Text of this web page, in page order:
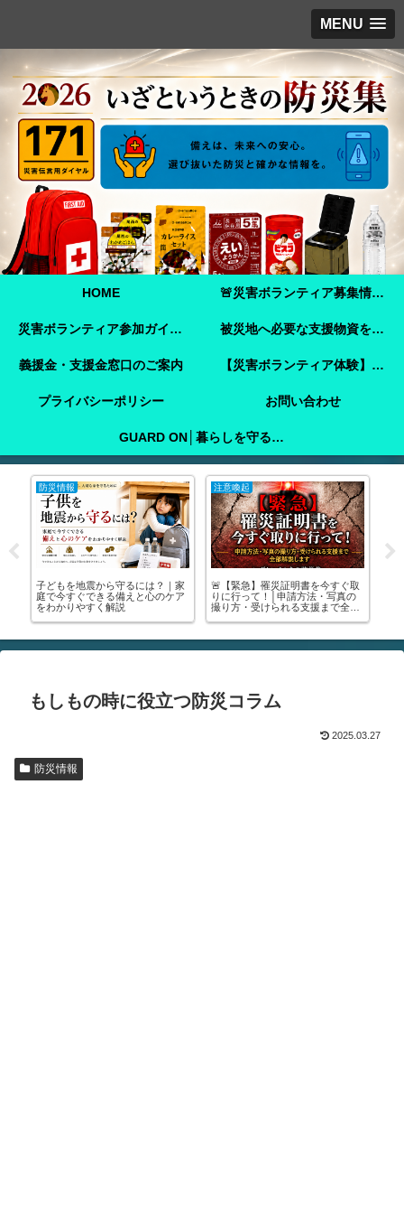
MENU
HOME 🚨災害ボランティア募集情報【2026年8月8日最新】熊本地震 🚨
災害ボランティア参加ガイド【令和8年熊本地震】事前登録・申し込み方法・ボランティア活動保険 被災地へ必要な支援物資を届けませんか？【熊本地震支援】｜Amazonほしい物リストで今すぐ支援できます
義援金・支援金窓口のご案内 【災害ボランティア体験】嘉島町で見た「命を守ることさえ難しい現実」と、全国へ伝えたいこと
プライバシーポリシー お問い合わせ
GUARD ON│暮らしを守る防犯ガイド
防災情報
子どもを地震から守るには？｜家
庭で今すぐできる備えと心のケア
をわかりやすく解説
注意喚起
🚨【緊急】罹災証明書を今すぐ取
りに行って！│申請方法・写真の
撮り方・受けられる支援まで全部
もしもの時に役立つ防災コラム
2025.03.27
防災情報